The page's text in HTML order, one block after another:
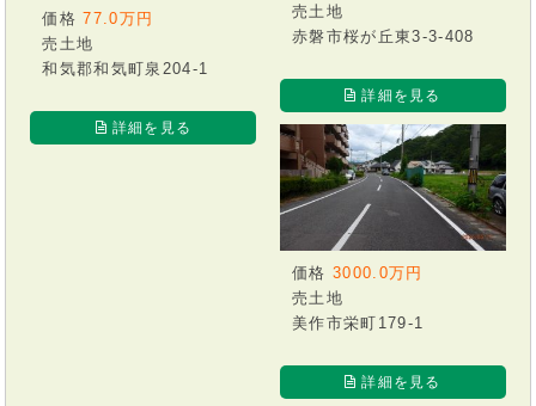
価格77.0万円
売土地
和気郡和気町泉204-1
詳細を見る
売土地
赤磐市桜が丘東3-3-408
詳細を見る
価格 3000.0万円
売土地
美作市栄町179-1
詳細を見る